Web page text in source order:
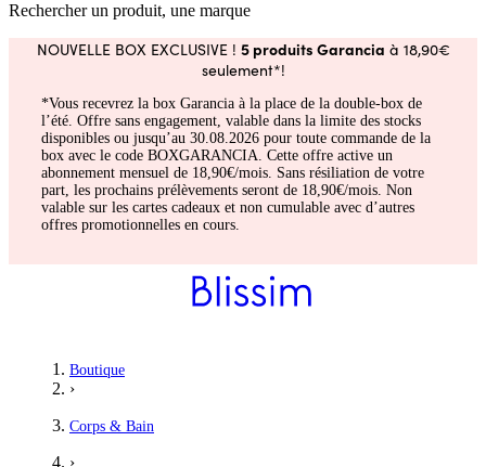
Rechercher un produit, une marque
NOUVELLE BOX EXCLUSIVE ! 5 produits Garancia à 18,90€
seulement*!
*Vous recevrez la box Garancia à la place de la double-box de
l’été. Offre sans engagement, valable dans la limite des stocks
disponibles ou jusqu’au 30.08.2026 pour toute commande de la
box avec le code BOXGARANCIA. Cette offre active un
abonnement mensuel de 18,90€/mois. Sans résiliation de votre
part, les prochains prélèvements seront de 18,90€/mois. Non
valable sur les cartes cadeaux et non cumulable avec d’autres
offres promotionnelles en cours.
Boutique
›
Corps & Bain
›